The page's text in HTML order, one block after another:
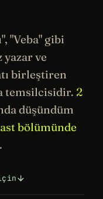
"Veba" gibi
yazar ve
birleştiren
temsilcisidir. 2
düşündüm
bölümünde